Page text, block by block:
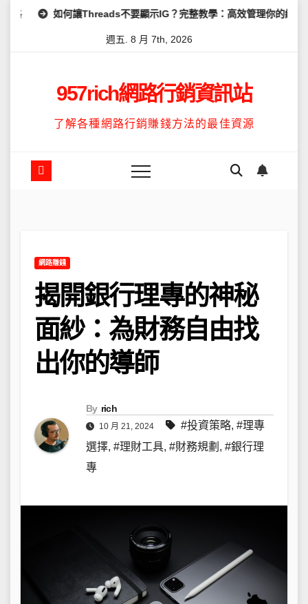
SkipThreads不要顯示IG？完整教學：高效管理你的線上隱私與數據安全
週五. 8 月 7th, 2026
957rich網路行銷資訊站
了解各種網路行銷賺錢方法的最佳資源
網路賺錢
揭開銀行理專的神秘
面紗：為財務自由找
出你的導師
By rich
10 月 21, 2024 #投資策略, #理專
選擇, #理財工具, #財務規劃 , #銀行理
專